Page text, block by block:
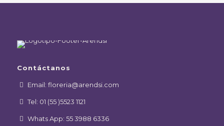
Contáctanos
Email: floreria@arendsi.com
Tel: 01 (55 )5523 1121
Whats App: 55 3988 6336